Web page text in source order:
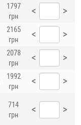
1797
грн
< >
2165
грн
< >
2078
грн
< >
1992
грн
< >
714
грн
< >